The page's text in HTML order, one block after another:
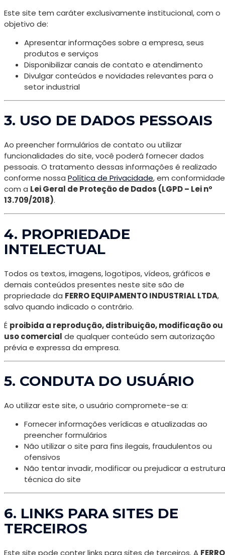
Este site tem caráter exclusivamente institucional, com o
objetivo de:
Apresentar informações sobre a empresa, seus
produtos e serviços
Disponibilizar canais de contato e atendimento
Divulgar conteúdos e novidades relevantes para o
setor industrial
3. USO DE DADOS PESSOAIS
Ao preencher formulários de contato ou utilizar
funcionalidades do site, você poderá fornecer dados
pessoais. O tratamento dessas informações é realizado
conforme nossa Política de Privacidade, em conformidade
com a Lei Geral de Proteção de Dados (LGPD – Lei nº
13.709/2018).
4. PROPRIEDADE
INTELECTUAL
Todos os textos, imagens, logotipos, vídeos, gráficos e
demais conteúdos presentes neste site são de
propriedade da FERRO EQUIPAMENTO INDUSTRIAL LTDA,
salvo quando indicado o contrário.
É proibida a reprodução, distribuição, modificação ou
uso comercial de qualquer conteúdo sem autorização
prévia e expressa da empresa.
5. CONDUTA DO USUÁRIO
Ao utilizar este site, o usuário compromete-se a:
Fornecer informações verídicas e atualizadas ao
preencher formulários
Não utilizar o site para fins ilegais, fraudulentos ou
ofensivos
Não tentar invadir, modificar ou prejudicar a estrutura
técnica do site
6. LINKS PARA SITES DE
TERCEIROS
Este site pode conter links para sites de terceiros. A FERRO